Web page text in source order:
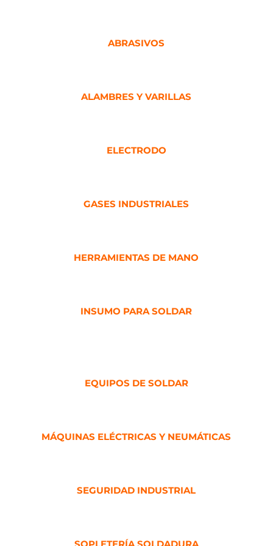
ABRASIVOS
ALAMBRES Y VARILLAS
ELECTRODO
GASES INDUSTRIALES
HERRAMIENTAS DE MANO
INSUMO PARA SOLDAR
EQUIPOS DE SOLDAR
MÁQUINAS ELÉCTRICAS Y NEUMÁTICAS
SEGURIDAD INDUSTRIAL